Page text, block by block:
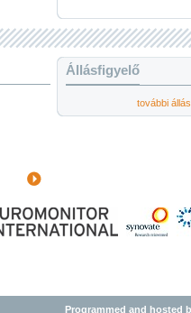
Állásfigyelő
további
Programmed and hosted